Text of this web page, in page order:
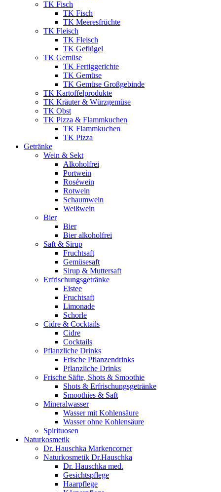
TK Fisch
TK Fisch
TK Meeresfrüchte
TK Fleisch
TK Fleisch
TK Geflügel
TK Gemüse
TK Fertiggerichte
TK Gemüse
TK Gemüse Großgebinde
TK Kartoffelprodukte
TK Kräuter & Würzgemüse
TK Obst
TK Pizza & Flammkuchen
TK Flammkuchen
TK Pizza
Getränke
Wein & Sekt
Alkoholfrei
Portwein
Roséwein
Rotwein
Schaumwein
Weißwein
Bier
Bier
Bier alkoholfrei
Saft & Sirup
Fruchtsaft
Gemüsesaft
Sirup & Muttersaft
Erfrischungsgetränke
Eistee
Fruchtsaft
Limonade
Schorle
Cidre & Cocktails
Cidre
Cocktails
Pflanzliche Drinks
Frische Pflanzendrinks
Pflanzliche Drinks
Frische Säfte, Shots & Smoothie
Shots & Erfrischungsgetränke
Smoothies & Saft
Mineralwasser
Wasser mit Kohlensäure
Wasser ohne Kohlensäure
Spirituosen
Naturkosmetik
Dr. Hauschka Markencorner
Naturkosmetik Dr.Hauschka
Dr. Hauschka med.
Gesichtspflege
Haarpflege